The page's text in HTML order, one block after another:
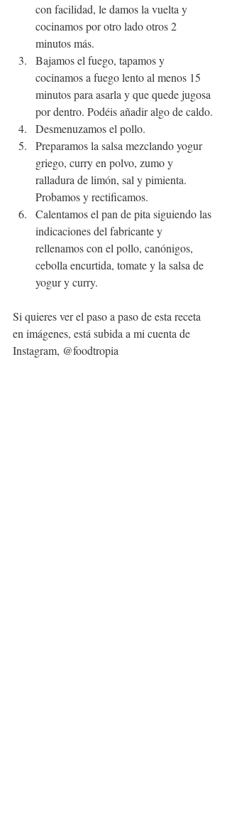
con facilidad, le damos la vuelta y
cocinamos por otro lado otros 2
minutos más.
Bajamos el fuego, tapamos y
cocinamos a fuego lento al menos 15
minutos para asarla y que quede jugosa
por dentro. Podéis añadir algo de caldo.
Desmenuzamos el pollo.
Preparamos la salsa mezclando yogur
griego, curry en polvo, zumo y
ralladura de limón, sal y pimienta.
Probamos y rectificamos.
Calentamos el pan de pita siguiendo las
indicaciones del fabricante y
rellenamos con el pollo, canónigos,
cebolla encurtida, tomate y la salsa de
yogur y curry.
Si quieres ver el paso a paso de esta receta
en imágenes, está subida a mi cuenta de
Instagram, @foodtropia